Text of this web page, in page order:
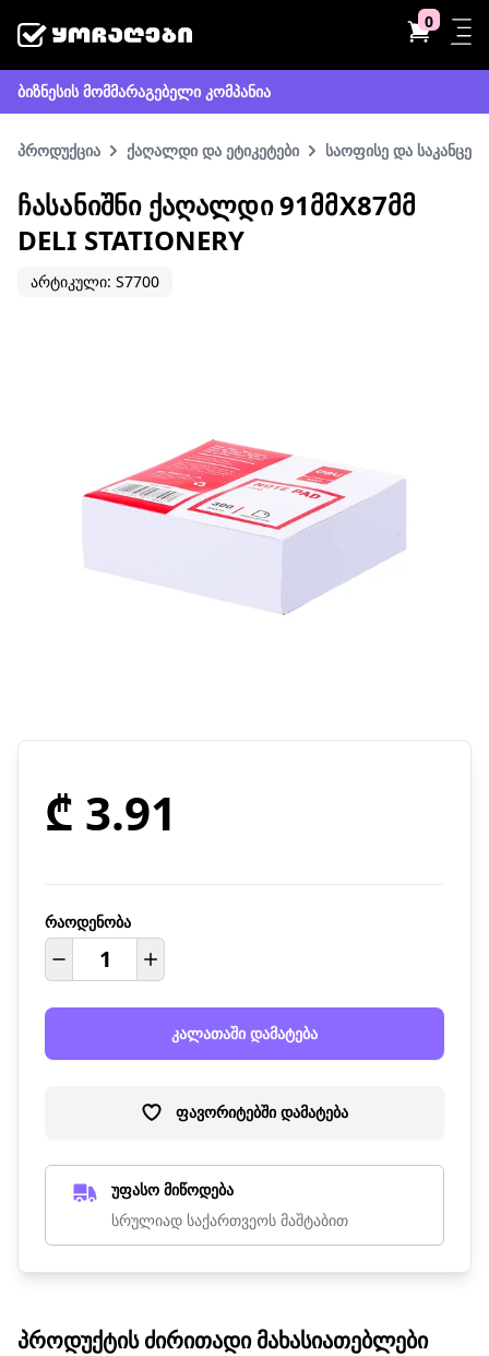
0
ბიზნესის მომმარაგებელი კომპანია
პროდუქცია ქაღალდი და ეტიკეტები საოფისე და
ᲩᲐᲡᲐᲜᲘᲨᲜᲘ ᲥᲐᲦᲐᲚᲓᲘ 91ᲛᲛX87ᲛᲛ
DELI STATIONERY
არტიკული: S7700
₾ 3.91
რაოდენობა
კალათაში დამატება
ფავორიტებში დამატება
უფასო მიწოდება
სრულიად საქართვეოს მაშტაბით
ᲞᲠᲝᲓᲣᲥᲢᲘᲡ ᲫᲘᲠᲘᲗᲐᲓᲘ ᲛᲐᲮᲐᲡᲘᲐᲗᲔᲑᲚᲔᲑᲘ